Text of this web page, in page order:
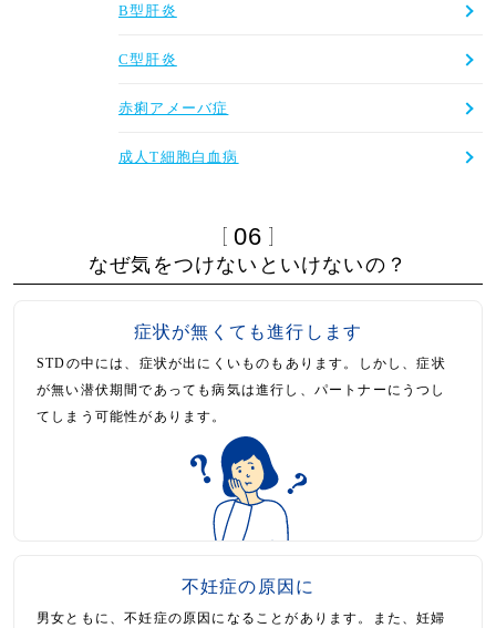
B型肝炎
C型肝炎
赤痢アメーバ症
成人T細胞白血病
06
なぜ気をつけないといけないの？
症状が無くても進行します
STDの中には、症状が出にくいものもあります。しかし、症状
が無い潜伏期間であっても病気は進行し、パートナーにうつし
てしまう可能性があります。
不妊症の原因に
男女ともに、不妊症の原因になることがあります。また、妊婦